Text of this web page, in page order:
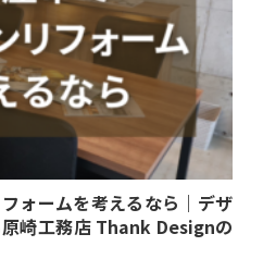
ォームを考えるなら｜デザ
崎工務店 Thank Designの